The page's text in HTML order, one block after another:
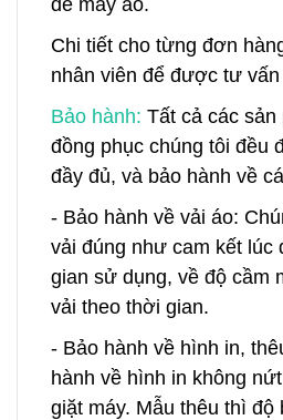
Chi tiết cho từng đơn
nhân viên để được tư
Bảo hành: Tất cả các sản
đồng phục chúng tôi đều
đầy đủ, và bảo hành về
- Bảo hành về vải áo:
vải đúng như cam kết lúc
gian sử dụng, về độ cầm
vải theo thời gian.
- Bảo hành về hình in,
hành về hình in không
giặt máy. Mẫu thêu thì độ